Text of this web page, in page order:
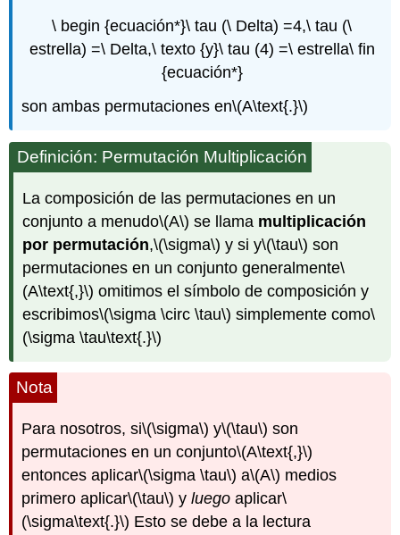
\ begin {ecuación*}\ tau (\ Delta) =4,\ tau (\
estrella) =\ Delta,\ texto {y}\ tau (4) =\ estrella\ fin
{ecuación*}
son ambas permutaciones en\(A\text{.}\)
Definición: Permutación Multiplicación
La composición de las permutaciones en un
conjunto a menudo\(A\) se llama multiplicación
por permutación,\(\sigma\) y si y\(\tau\) son
permutaciones en un conjunto generalmente\
(A\text{,}\) omitimos el símbolo de composición y
escribimos\(\sigma \circ \tau\) simplemente como\
(\sigma \tau\text{.}\)
Nota
Para nosotros, si\(\sigma\) y\(\tau\) son
permutaciones en un conjunto\(A\text{,}\)
entonces aplicar\(\sigma \tau\) a\(A\) medios
primero aplicar\(\tau\) yluego aplicar\
(\sigma\text{.}\) Esto se debe a la lectura